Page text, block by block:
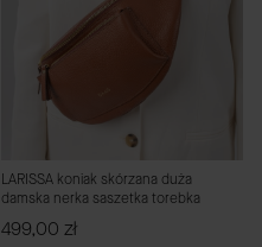
LARISSA koniak skórzana duża
damska nerka saszetka torebka
Cena
499,00 zł